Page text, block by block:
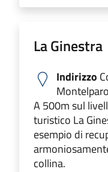
La Ginestra
Indirizzo
A 500m sul
turistico La
esempio di
collina.